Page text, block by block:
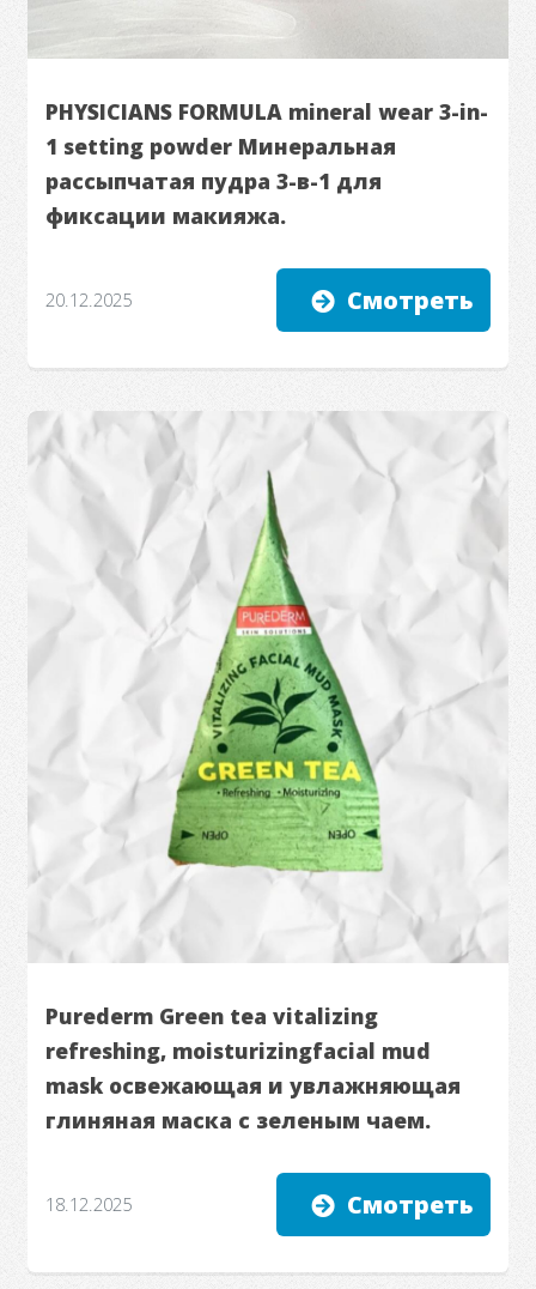
PHYSICIANS FORMULA mineral wear 3-in-
1 setting powder Минеральная
рассыпчатая пудра 3-в-1 для
фиксации макияжа.
20.12.2025 Смотреть
Purederm Green tea vitalizing
refreshing, moisturizingfacial mud
mask освежающая и увлажняющая
глиняная маска с зеленым чаем.
18.12.2025 Смотреть